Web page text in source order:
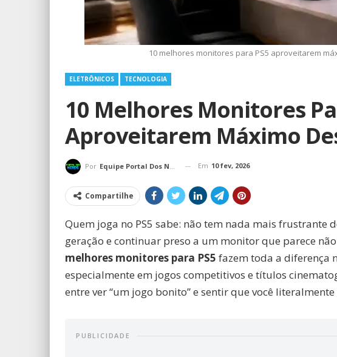
10 melhores monitores para PS5 aproveitarem
ELETRÔNICOS TECNOLOGIA
10 Melhores Monitores
Aproveitarem Máximo
Por Equipe Portal Dos Nerds Em 10 fev, 2026
Compartilhe
Quem joga no PS5 sabe: não tem nada mais frustrante
geração e continuar preso a um monitor que parece
melhores monitores para PS5 fazem toda a diferença
especialmente em jogos competitivos e títulos
entre ver “um jogo bonito” e sentir que você
PUBLICIDADE